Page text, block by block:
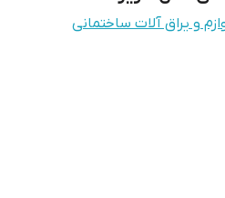
و یراق آلات ساختمانی